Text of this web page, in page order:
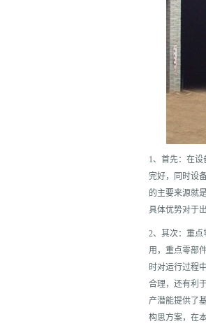
1、首先：在
完好，同时设
的主要来源就
具体优势对于
2、其次：重
用，重点零部
时对运行过程
合理，还有利
产潜能提供了
构思方案，在